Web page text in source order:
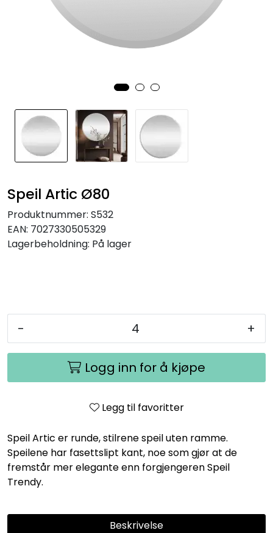
Speil Artic Ø80
Produktnummer: S532
EAN: 7027330505329
Lagerbeholdning: På lager
- +
Logg inn for å kjøpe
Legg til favoritter
Speil Artic er runde, stilrene speil uten ramme.
Speilene har fasettslipt kant, noe som gjør at de
fremstår mer elegante enn forgjengeren Speil
Trendy.
Beskrivelse
Trykk av bilder/skilt og innramming